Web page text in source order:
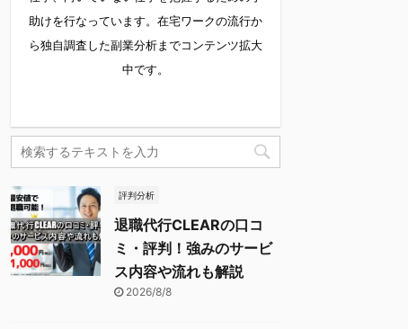
助けを行なっています。在宅ワークの流行か
ら独自調査した副業分析までコンテンツ拡大
中です。
評判分析
退職代行CLEARの口コ
ミ・評判！強みのサービ
ス内容や流れも解説
2026/8/8